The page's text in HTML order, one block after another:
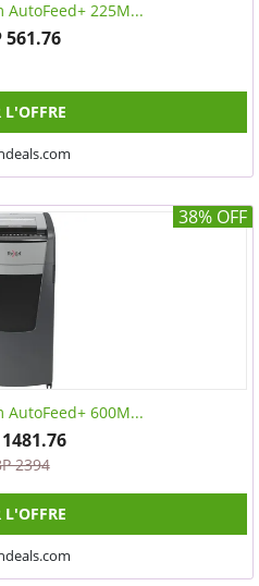
AutoFeed+ 225M...
561.76
L'OFFRE
38% OFF
AutoFeed+ 600M...
2394
L'OFFRE